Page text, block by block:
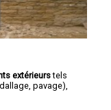
extérieurstels
pavage),